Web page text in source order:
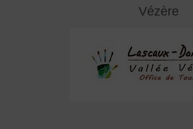
Vézère